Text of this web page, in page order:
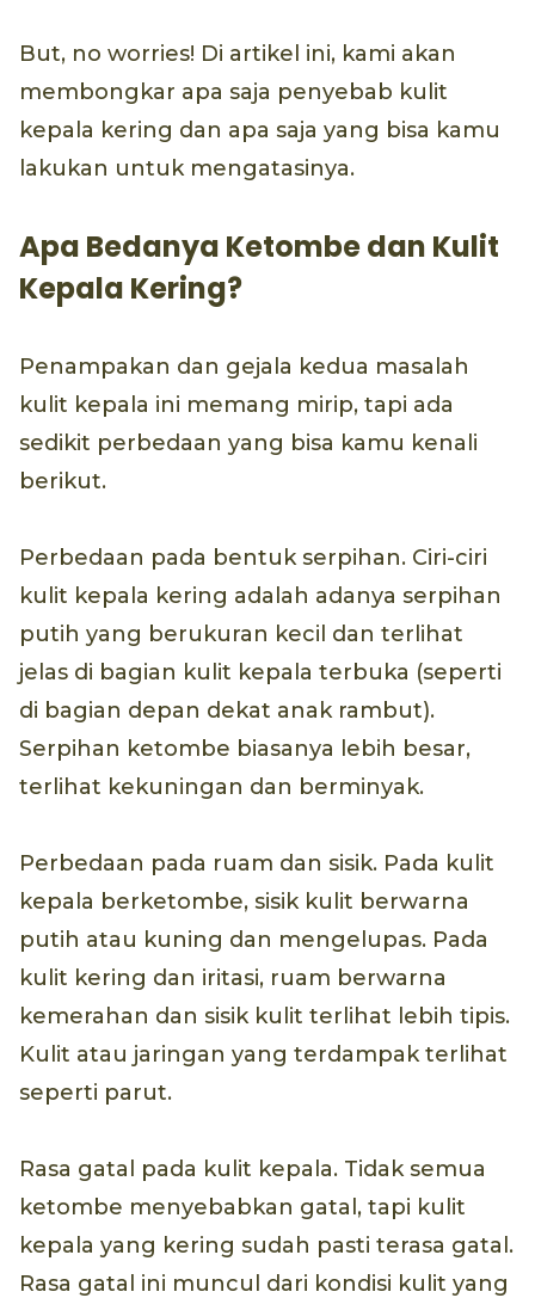
But, no worries! Di artikel ini, kami akan
membongkar apa saja penyebab kulit
kepala kering dan apa saja yang bisa kamu
lakukan untuk mengatasinya.
Apa Bedanya Ketombe dan Kulit
Kepala Kering?
Penampakan dan gejala kedua masalah
kulit kepala ini memang mirip, tapi ada
sedikit perbedaan yang bisa kamu kenali
berikut.
Perbedaan pada bentuk serpihan. Ciri-ciri
kulit kepala kering adalah adanya serpihan
putih yang berukuran kecil dan terlihat
jelas di bagian kulit kepala terbuka (seperti
di bagian depan dekat anak rambut).
Serpihan ketombe biasanya lebih besar,
terlihat kekuningan dan berminyak.
Perbedaan pada ruam dan sisik. Pada kulit
kepala berketombe, sisik kulit berwarna
putih atau kuning dan mengelupas. Pada
kulit kering dan iritasi, ruam berwarna
kemerahan dan sisik kulit terlihat lebih tipis.
Kulit atau jaringan yang terdampak terlihat
seperti parut.
Rasa gatal pada kulit kepala. Tidak semua
ketombe menyebabkan gatal, tapi kulit
kepala yang kering sudah pasti terasa gatal.
Rasa gatal ini muncul dari kondisi kulit yang